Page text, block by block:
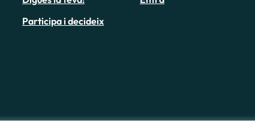
Participa i decideix